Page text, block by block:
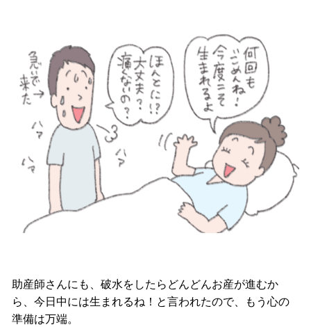
助産師さんにも、破水をしたらどんどんお産が進むか
ら、今日中には生まれるね！と言われたので、もう心の
準備は万端。